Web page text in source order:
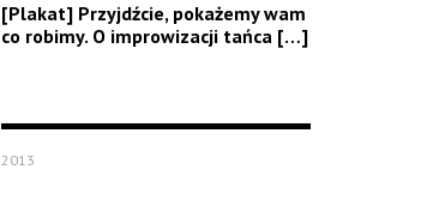
[Plakat] Przyjdźcie, pokażemy wam
co robimy. O improwizacji tańca […]
2013